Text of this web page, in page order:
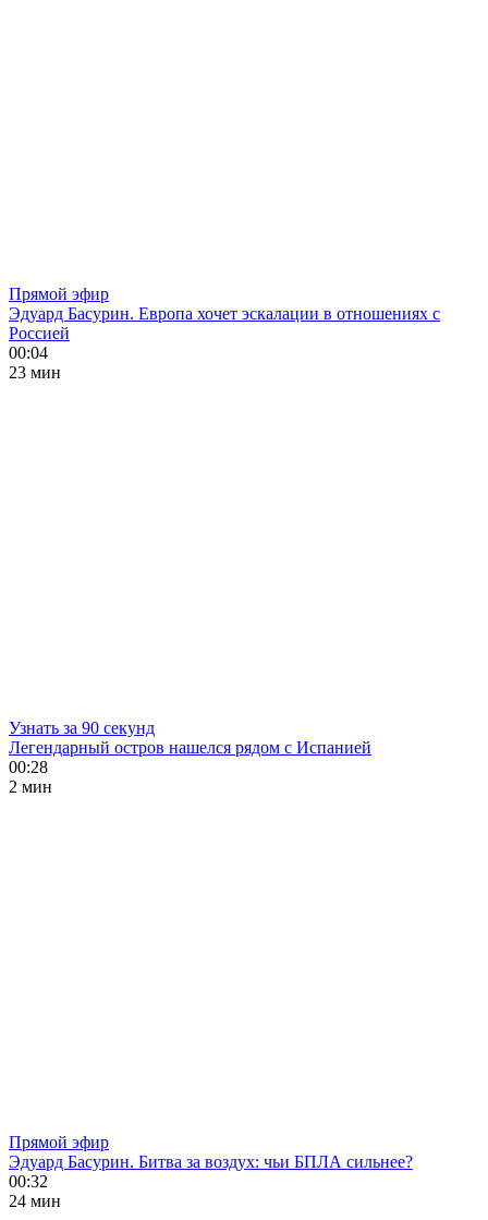
Прямой эфир
Эдуард Басурин. Европа хочет эскалации в отношениях с
Россией
00:04
23 мин
Узнать за 90 секунд
Легендарный остров нашелся рядом с Испанией
00:28
2 мин
Прямой эфир
Эдуард Басурин. Битва за воздух: чьи БПЛА сильнее?
00:32
24 мин